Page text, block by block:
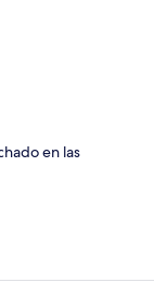
en las